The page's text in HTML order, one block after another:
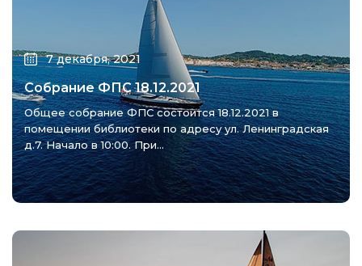
7 декабря, 2021
Собрание ФПС 18.12.2021
Общее собрание ФПС состоится 18.12.2021 в
помещении библиотеки по адресу ул. Ленинградская
д.7. Начало в 10:00. При...